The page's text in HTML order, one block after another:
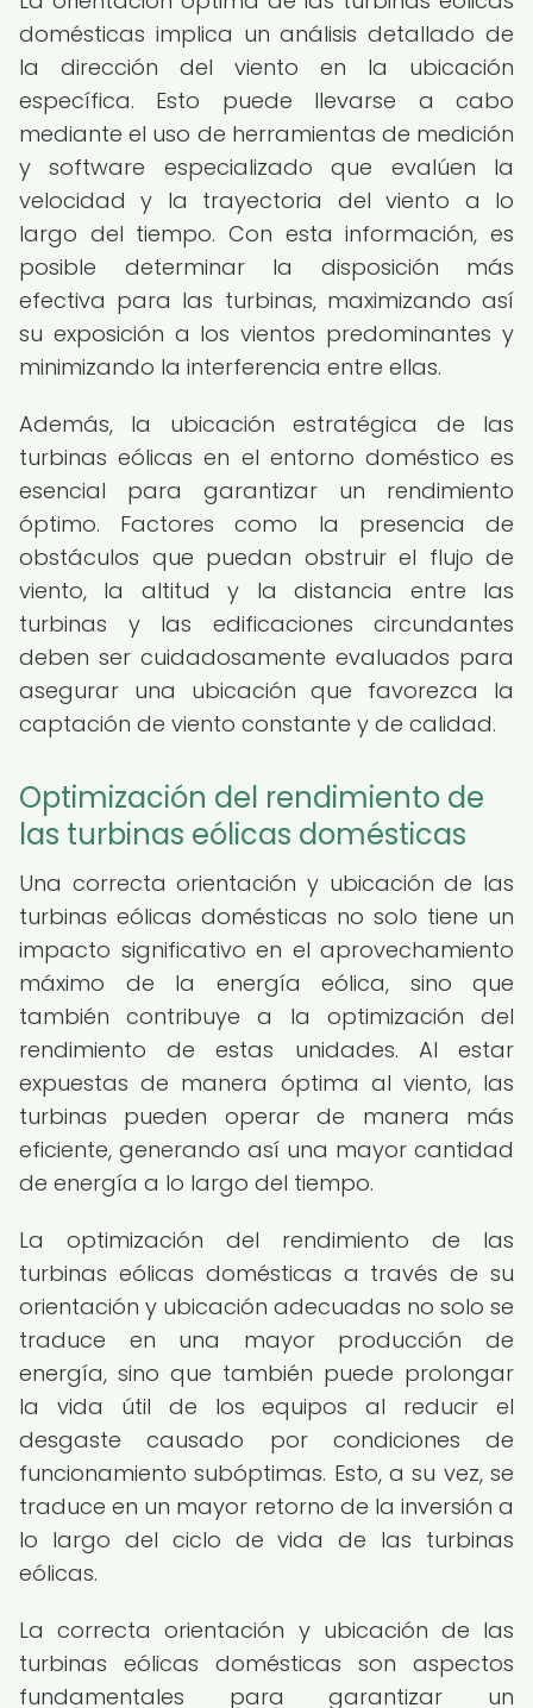
domésticas implica un análisis detallado de
la dirección del viento en la ubicación
específica. Esto puede llevarse a cabo
mediante el uso de herramientas de medición
y software especializado que evalúen la
velocidad y la trayectoria del viento a lo
largo del tiempo. Con esta información, es
posible determinar la disposición más
efectiva para las turbinas, maximizando así
su exposición a los vientos predominantes y
minimizando la interferencia entre ellas.
Además, la ubicación estratégica de las
turbinas eólicas en el entorno doméstico es
esencial para garantizar un rendimiento
óptimo. Factores como la presencia de
obstáculos que puedan obstruir el flujo de
viento, la altitud y la distancia entre las
turbinas y las edificaciones circundantes
deben ser cuidadosamente evaluados para
asegurar una ubicación que favorezca la
captación de viento constante y de calidad.
Optimización del rendimiento de
las turbinas eólicas domésticas
Una correcta orientación y ubicación de las
turbinas eólicas domésticas no solo tiene un
impacto significativo en el aprovechamiento
máximo de la energía eólica, sino que
también contribuye a la optimización del
rendimiento de estas unidades. Al estar
expuestas de manera óptima al viento, las
turbinas pueden operar de manera más
eficiente, generando así una mayor cantidad
de energía a lo largo del tiempo.
La optimización del rendimiento de las
turbinas eólicas domésticas a través de su
orientación y ubicación adecuadas no solo se
traduce en una mayor producción de
energía, sino que también puede prolongar
la vida útil de los equipos al reducir el
desgaste causado por condiciones de
funcionamiento subóptimas. Esto, a su vez, se
traduce en un mayor retorno de la inversión a
lo largo del ciclo de vida de las turbinas
eólicas.
La correcta orientación y ubicación de las
turbinas eólicas domésticas son aspectos
fundamentales para garantizar un